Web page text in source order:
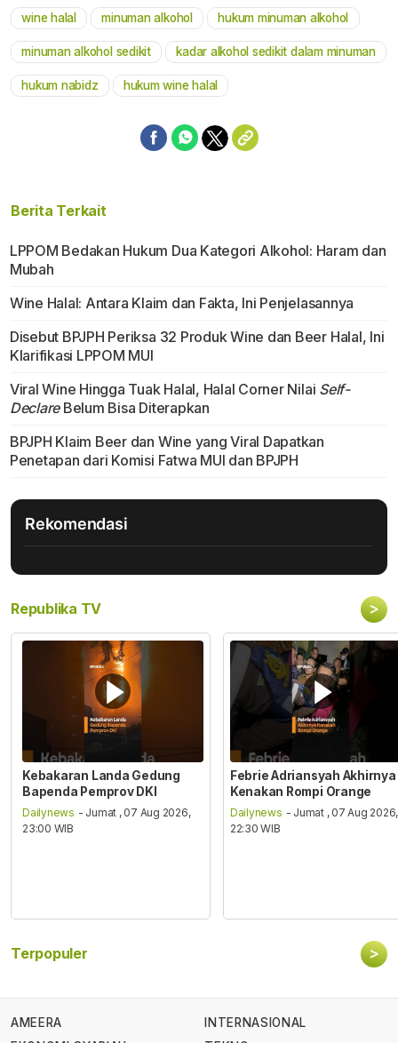
Mute
wine halal minuman alkohol hukum minuman alkohol
minuman alkohol sedikit kadar alkohol sedikit dalam minuman
hukum nabidz hukum wine halal
Berita Terkait
LPPOM Bedakan Hukum Dua Kategori Alkohol: Haram dan
Mubah
Wine Halal: Antara Klaim dan Fakta, Ini Penjelasannya
Disebut BPJPH Periksa 32 Produk Wine dan Beer Halal, Ini
Klarifikasi LPPOM MUI
Viral Wine Hingga Tuak Halal, Halal Corner Nilai Self-
DeclareBelum Bisa Diterapkan
BPJPH Klaim Beer dan Wine yang Viral Dapatkan
Penetapan dari Komisi Fatwa MUI dan BPJPH
Rekomendasi
Republika TV >
Kebakaran Landa Gedung
Bapenda Pemprov DKI
Dailynews - Jumat , 07 Aug 2026,
23:00 WIB
Febrie Adriansyah Akhirnya
Kenakan Rompi Orange
Dailynews - Jumat , 07 Aug 2026,
22:30 WIB
Terpopuler >
AMEERA
INTERNASIONAL